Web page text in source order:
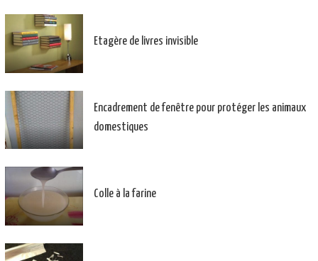
Etagère de livres invisible
Encadrement de fenêtre pour protéger les animaux
domestiques
Colle à la farine